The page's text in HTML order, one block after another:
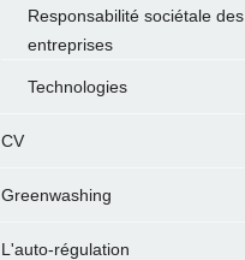
Responsabilité sociétale des
entreprises
Technologies
CV
Greenwashing
L'auto-régulation